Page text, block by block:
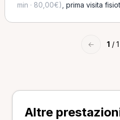
min · 80,00€) prima visita
← 1 / 1
Altre